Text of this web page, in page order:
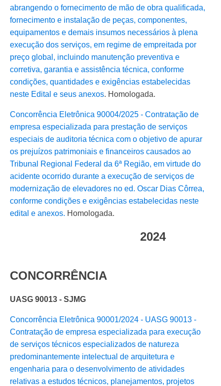
abrangendo o fornecimento de mão de obra qualificada,
fornecimento e instalação de peças, componentes,
equipamentos e demais insumos necessários à plena
execução dos serviços, em regime de empreitada por
preço global, incluindo manutenção preventiva e
corretiva, garantia e assistência técnica, conforme
condições, quantidades e exigências estabelecidas
neste Edital e seus anexos. Homologada.
Concorrência Eletrônica 90004/2025 - Contratação de
empresa especializada para prestação de serviços
especiais de auditoria técnica com o objetivo de apurar
os prejuízos patrimoniais e financeiros causados ao
Tribunal Regional Federal da 6ª Região, em virtude do
acidente ocorrido durante a execução de serviços de
modernização de elevadores no ed. Oscar Dias Côrrea,
conforme condições e exigências estabelecidas neste
edital e anexos. Homologada.
2024
CONCORRÊNCIA
UASG 90013 - SJMG
Concorrência Eletrônica 90001/2024 - UASG 90013 -
Contratação de empresa especializada para execução
de serviços técnicos especializados de natureza
predominantemente intelectual de arquitetura e
engenharia para o desenvolvimento de atividades
relativas a estudos técnicos, planejamentos, projetos